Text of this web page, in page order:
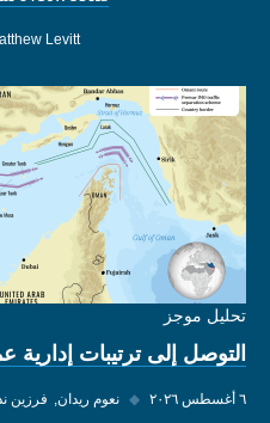
Levitt
تحليل موجز
التوصل إلى ترتيبات
٦ أغسطس ٢٠٢٦ ◆ نعوم ريدان فرزين